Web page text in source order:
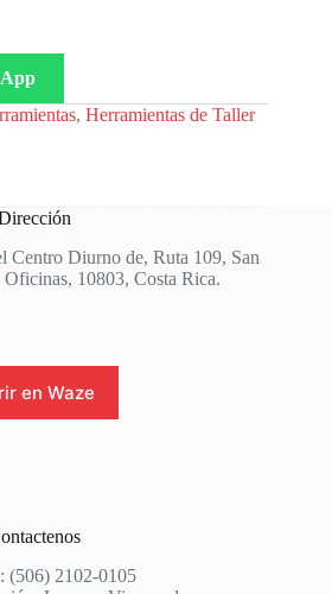
, Herramientas de Taller
Centro Diurno de, Ruta 109, San
10803, Costa Rica.
en Waze
(506) 2102-0105